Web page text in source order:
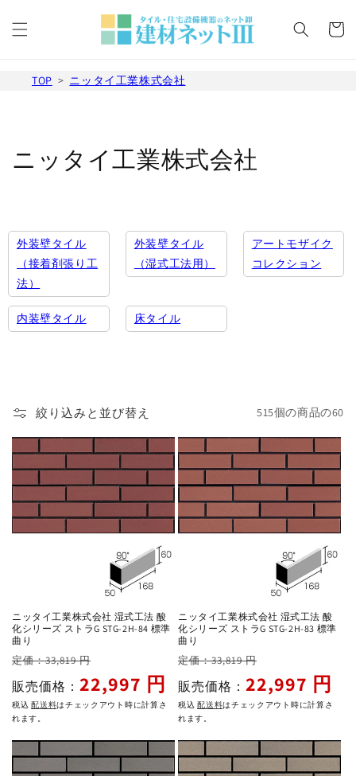
進む
ー
TOP ニッタイ工業株式会社
コ
シ
ョ
ン
ニッタイ工業株式会社
外装壁タイル
（接着剤張り工
法）
外装壁タイル
（湿式工法用）
アートモザイク
コレクション
内装壁タイル 床タイル
絞り込みと並び替え 515個の商品の60
ニッタイ工業株式会社 湿式工法 酸
化シリーズ ストラG STG-2H-84 標準
曲り
通
常
価
格
定価：33,819 円
ー
ル
販売価格： 22,997 円
税込配送料はチェックアウト時に計算さ
れます。
ニッタイ工業株式会社 湿式工法 酸
化シリーズ ストラG STG-2H-83 標準
曲り
通
常
価
格
定価：33,819 円
ー
ル
販売価格： 22,997 円
税込配送料はチェックアウト時に計算さ
れます。